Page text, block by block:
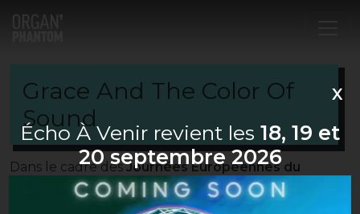
Grace And The Color Of
Sound
Dans le cadre desJournées Européennes du
Patrimoine 2017,“Grace and the Color of Sound”
est une création originale d’Organ’Phantom,
Écho À Venir revient les 18, 19 et
20 septembre 2026
X